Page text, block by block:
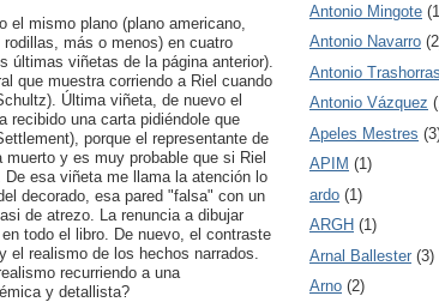
el mismo plano (plano americano,
más o menos) en cuatro
últimas viñetas de la página anterior).
que muestra corriendo a Riel cuando
Última viñeta, de nuevo el
recibido una carta pidiéndole que
porque el representante de
y es muy probable que si Riel
esa viñeta me llama la atención lo
decorado, esa pared "falsa" con un
de atrezo. La renuncia a dibujar
todo el libro. De nuevo, el contraste
realismo de los hechos narrados.
recurriendo a una
y detallista?
Antonio Mingote
Antonio Navarro
Antonio Trashorras
Antonio Vázquez
Apeles Mestres
APIM (1)
ardo (1)
ARGH (1)
Arnal Ballester (3)
Arno (2)